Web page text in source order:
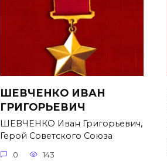
ШЕВЧЕНКО ИВАН
ГРИГОРЬЕВИЧ
ШЕВЧЕНКО Иван Григорьевич,
Герой Советского Союза
0 143